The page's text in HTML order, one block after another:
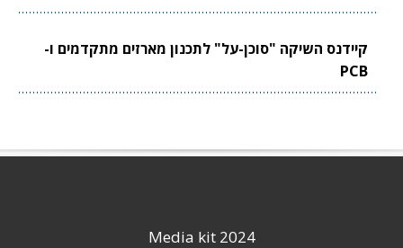
קיידנס השיקה "סוכן-על" לתכנון מארזים מתקדמים ו-
PCB
Media kit 2024